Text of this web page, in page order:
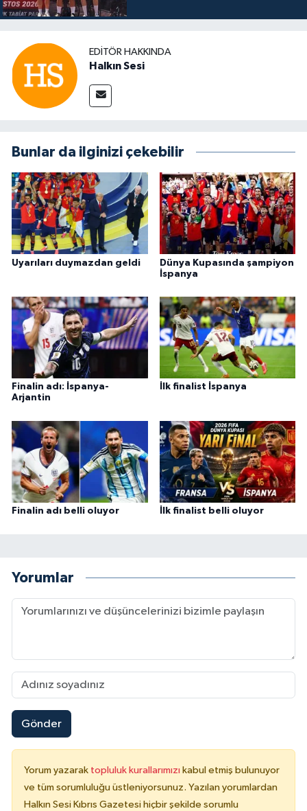
EDITÖR HAKKINDA
Halkın Sesi
Bunlar da ilginizi çekebilir
Uyarıları duymazdan geldi
Dünya Kupasında şampiyon
İspanya
Finalin adı: İspanya-
Arjantin
İlk finalist İspanya
Finalin adı belli oluyor İlk finalist belli oluyor
Yorumlar
Gönder
Yorum yazarak topluluk kurallarımızı kabul etmiş bulunuyor
ve tüm sorumluluğu üstleniyorsunuz. Yazılan yorumlardan
Halkın Sesi Kıbrıs Gazetesi hiçbir şekilde sorumlu